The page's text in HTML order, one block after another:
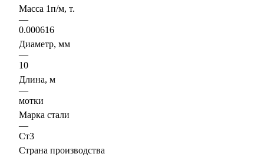
Масса 1п/м, т.
—
0.000616
Диаметр, мм
—
10
Длина, м
—
мотки
Марка стали
—
Ст3
Страна производства